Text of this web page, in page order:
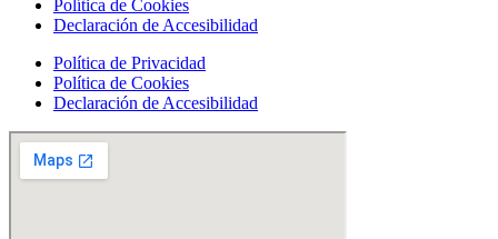
Política de Cookies
Declaración de Accesibilidad
Política de Privacidad
Política de Cookies
Declaración de Accesibilidad